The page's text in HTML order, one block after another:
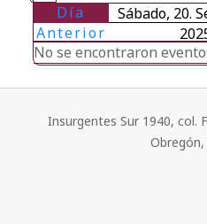
Día
Anterior
Sábado, 20.
No se encontraron
Insurgentes Sur 1940, col.
Obregón,